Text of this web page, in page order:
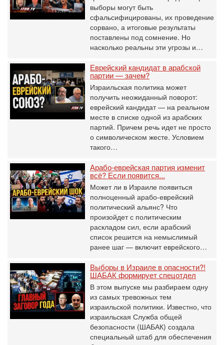
выборы могут быть
сфальсифицированы, их проведение
сорвано, а итоговые результаты
поставлены под сомнение. Но
насколько реальны эти угрозы и…
Еврейский кандидат в арабской
партии — зачем?
Израильская политика может
получить неожиданный поворот:
еврейский кандидат — на реальном
месте в списке одной из арабских
партий. Причем речь идет не просто
о символическом жесте. Условием
такого…
Арабо-еврейская партия изменит
всё? Если появится...
Может ли в Израиле появиться
полноценный арабо-еврейский
политический альянс? Что
произойдет с политическим
раскладом сил, если арабский
список решится на немыслимый
ранее шаг — включит еврейского…
Выборы в Израиле в опасности?!
ШАБАК формирует спецотдел
В этом выпуске мы разбираем одну
из самых тревожных тем
израильской политики. Известно, что
израильская Служба общей
безопасности (ШАБАК) создала
специальный штаб для обеспечения